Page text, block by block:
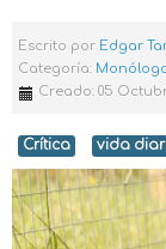
Escrito por Edgar
Categoría:
Creado: 05
Crítica vida